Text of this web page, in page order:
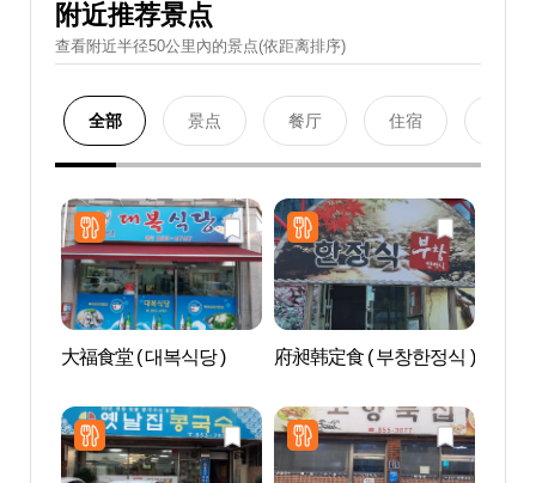
附近推荐景点
查看附近半径50公里內的景点(依距离排序)
全部 景点 餐厅 住宿
大福食堂 ( 대복식당 ) 府昶韩定食 ( 부창한정식 )